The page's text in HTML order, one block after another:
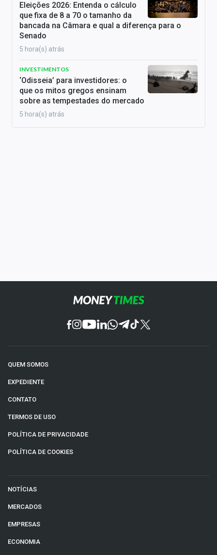
Eleições 2026: Entenda o cálculo
que fixa de 8 a 70 o tamanho da
bancada na Câmara e qual a diferença para o
Senado
5 hora(s) atrás
INVESTIMENTOS
‘Odisseia’ para investidores: o
que os mitos gregos ensinam
sobre as tempestades do mercado
5 hora(s) atrás
QUEM SOMOS
EXPEDIENTE
CONTATO
TERMOS DE USO
POLÍTICA DE PRIVACIDADE
POLÍTICA DE COOKIES
NOTÍCIAS
MERCADOS
EMPRESAS
ECONOMIA